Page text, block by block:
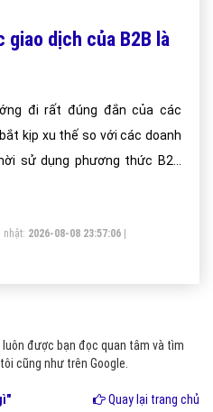
giao dịch của B2B là
đi rất đúng đắn của các
kịp xu thế so với các doanh
sử dụng phương thức B2B
nhật: 2026-08-08 23:57:06
luôn được bạn đọc quan tâm và tìm
cũng như trên Google.
Quay lại trang chủ